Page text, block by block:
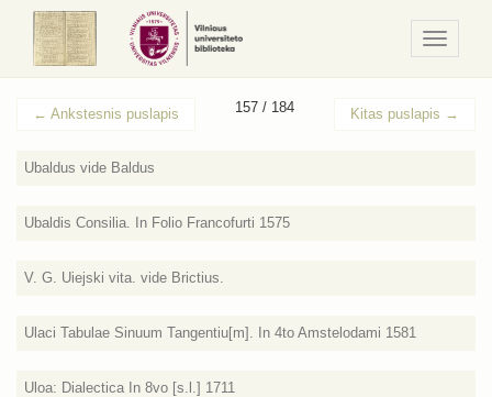
/
Meniu
← Ankstesnis puslapis 157 / 184 Kitas puslapis →
Ubaldus vide Baldus
Ubaldis Consilia. In Folio Francofurti 1575
V. G. Uiejski vita. vide Brictius.
Ulaci Tabulae Sinuum Tangentiu[m]. In 4to Amstelodami 1581
Uloa: Dialectica In 8vo [s.l.] 1711